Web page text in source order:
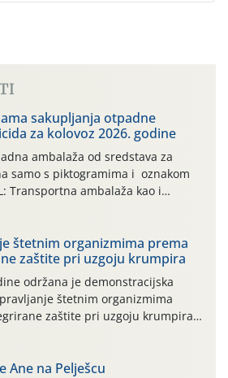
sakupljanja otpadne
za kolovoz 2026. godine
ambalaža od sredstava za
samo s piktogramima i oznakom
Transportna ambalaža kao i
koji nisu sredstva za zaštitu
mineralnih gnojiva,) se ne
je osiguran besplatni povrat
ovih tvrtki: AGROCHEM-MAKS,
TKI* (PINUS […]
štetnim organizmima prema
zaštite pri uzgoju krumpira
održana je demonstracijska
štetnim organizmima
zaštite pri uzgoju krumpira"
kraj naselja Belica (ARKOD
(središnji dio Međimurske županije).
Ane na Pelješcu